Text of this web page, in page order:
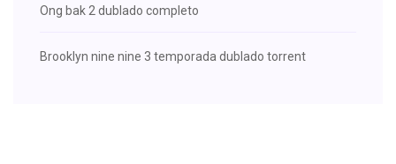
Ong bak 2 dublado completo
Brooklyn nine nine 3 temporada dublado torrent